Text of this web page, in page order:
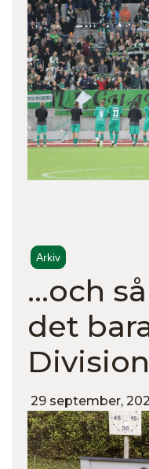
Arkiv
…och
det
29 september,